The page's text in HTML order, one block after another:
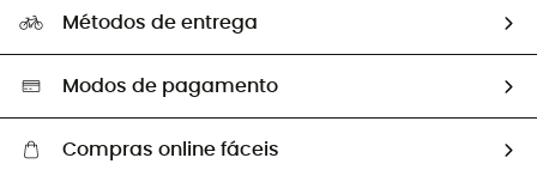
Trocas & Devoluções
Os nossos embaixadores
Seleção eco-responsável
Métodos de entrega
Modos de pagamento
Compras online fáceis